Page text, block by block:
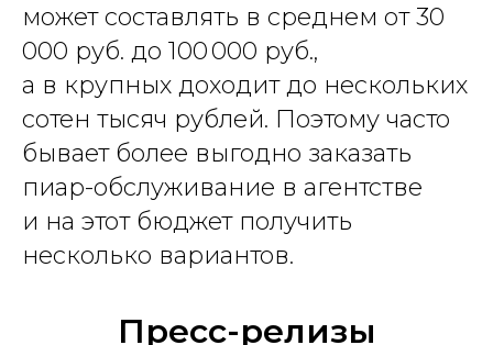
может составлять в среднем от 30
000 руб. до 100 000 руб.,
а в крупных доходит до нескольких
сотен тысяч рублей. Поэтому часто
бывает более выгодно заказать
пиар-обслуживание в агентстве
и на этот бюджет получить
несколько вариантов.
Пресс-релизы